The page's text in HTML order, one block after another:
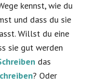
kennst, wie du
und dass du sie
Willst du eine
sie gut werden
das
? Oder